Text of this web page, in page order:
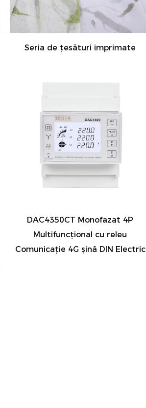
Seria de țesături imprimate
DAC4350CT Monofazat 4P
Multifuncțional cu releu
Comunicație 4G șină DIN Electric